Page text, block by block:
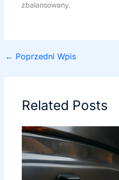
zbalansowany.
← Poprzedni Wpis
Related Posts